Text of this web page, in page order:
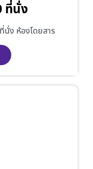
ที่นั่ง
นั่ง ห้องโดยสาร